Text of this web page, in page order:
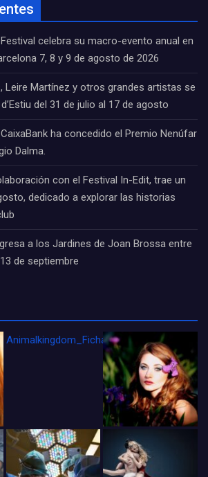
celebra su macro-evento anual en
7, 8 y 9 de agosto de 2026
Leire Martínez y otros grandes artistas se
del 31 de julio al 17 de agosto
ha concedido el Premio Nenúfar
Dalma.
con el Festival In-Edit, trae un
dedicado a explorar las historias
a los Jardines de Joan Brossa entre
de septiembre
Animalkingdom_FichaCine